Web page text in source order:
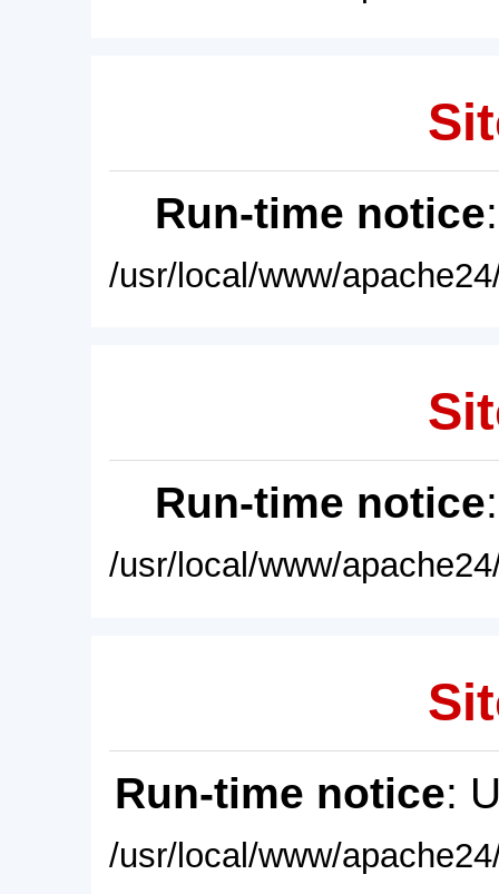
Run-time notice
/usr/local/www/
Run-time notice
/usr/local/www/
Run-time notice:
/usr/local/www/